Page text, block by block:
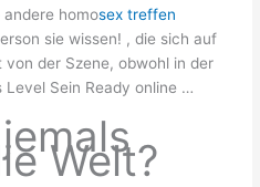
andere homosex treffen
sie wissen! , die sich auf
der Szene, obwohl in der
Sein Ready online …
Welt?